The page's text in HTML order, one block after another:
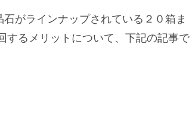
石がラインナップされている２０箱ま
するメリットについて、下記の記事で